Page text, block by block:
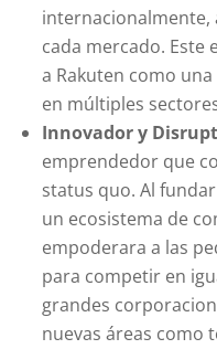
internacionalmente,
cada mercado.
a Rakuten como
en múltiples
Innovador y
emprendedor que
status quo. Al
un ecosistema de
empoderara a las
para competir en
grandes
nuevas áreas como